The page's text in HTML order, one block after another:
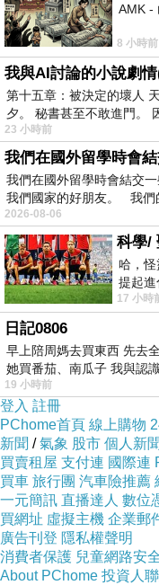
AMK -
8 小時前
我與AI討論的小說劇
第十五章：被決定的壞人
夕。 秘書甚至不敢進門。
23 小時前
我們在國外留學時會結交
我們國家的好朋友。 我們
2026-08-06
科學/
哈，
提起
時間就
17 小時
日記0806
早上陪周媽去買東西 先去
她買番茄、南瓜子 我與認
19 小時前
登入 註冊
PChome首頁 線上購物
新聞 /氣象 股市 個人新
買賣租屋 支付連 國際連
買車 旅行團 汽車險推薦
一元簡訊 直播達人 數位
買網址 虛擬主機 企業郵
廣告刊登 隱私權聲明
消費者保護 兒童網路安
About PChome 投資人